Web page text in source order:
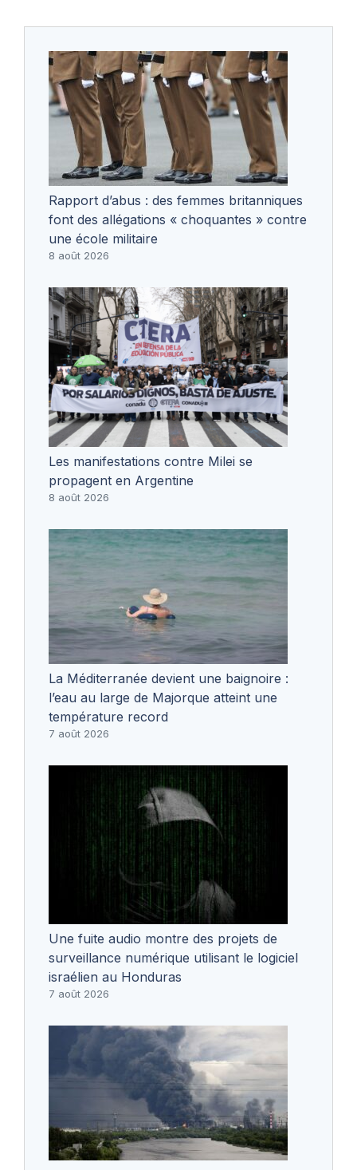
Rapport d’abus : des femmes britanniques
font des allégations « choquantes » contre
une école militaire
8 août 2026
Les manifestations contre Milei se
propagent en Argentine
8 août 2026
La Méditerranée devient une baignoire :
l’eau au large de Majorque atteint une
température record
7 août 2026
Une fuite audio montre des projets de
surveillance numérique utilisant le logiciel
israélien au Honduras
7 août 2026